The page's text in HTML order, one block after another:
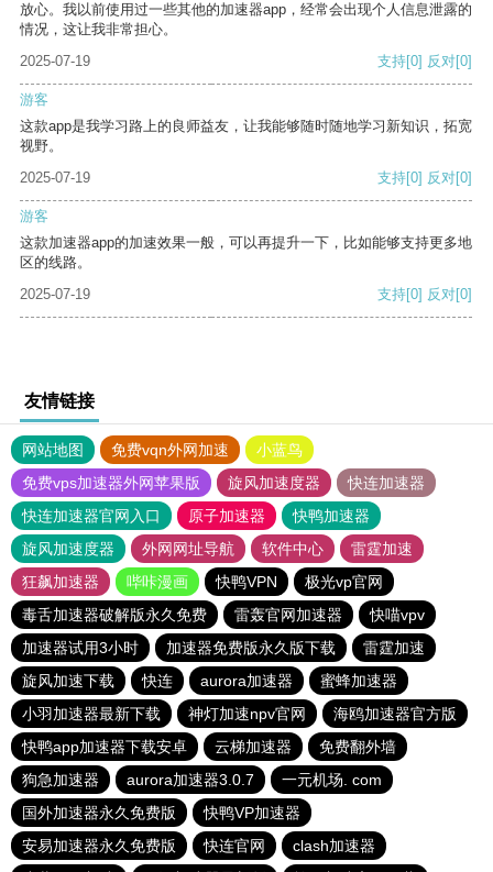
放心。我以前使用过一些其他的加速器app，经常会出现个人信息泄露的
情况，这让我非常担心。
2025-07-19
支持[0] 反对[0]
游客
这款app是我学习路上的良师益友，让我能够随时随地学习新知识，拓宽
视野。
2025-07-19
支持[0] 反对[0]
游客
这款加速器app的加速效果一般，可以再提升一下，比如能够支持更多地
区的线路。
2025-07-19
支持[0] 反对[0]
友情链接
网站地图 免费vqn外网加速
小蓝鸟
免费vps加速器外网苹果版
旋风加速度器
快连加速器
快连加速器官网入口
原子加速器
快鸭加速器
旋风加速度器
外网网址导航 软件中心
雷霆加速
狂飙加速器
哔咔漫画 快鸭VPN
极光vp官网
毒舌加速器破解版永久免费
雷轰官网加速器
快喵vpv
加速器试用3小时
加速器免费版永久版下载
雷霆加速
旋风加速下载
快连 aurora加速器
蜜蜂加速器
小羽加速器最新下载
神灯加速npv官网
海鸥加速器官方版
快鸭app加速器下载安卓
云梯加速器
免费翻外墙
狗急加速器
aurora加速器3.0.7
一元机场. com
国外加速器永久免费版
快鸭VP加速器
安易加速器永久免费版
快连官网
clash加速器